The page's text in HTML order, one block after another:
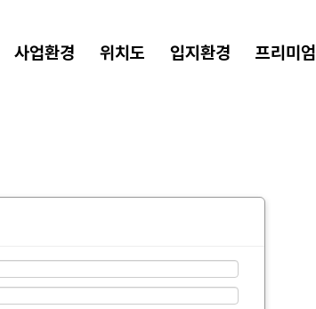
사업환경 위치도 입지환경 프리미엄